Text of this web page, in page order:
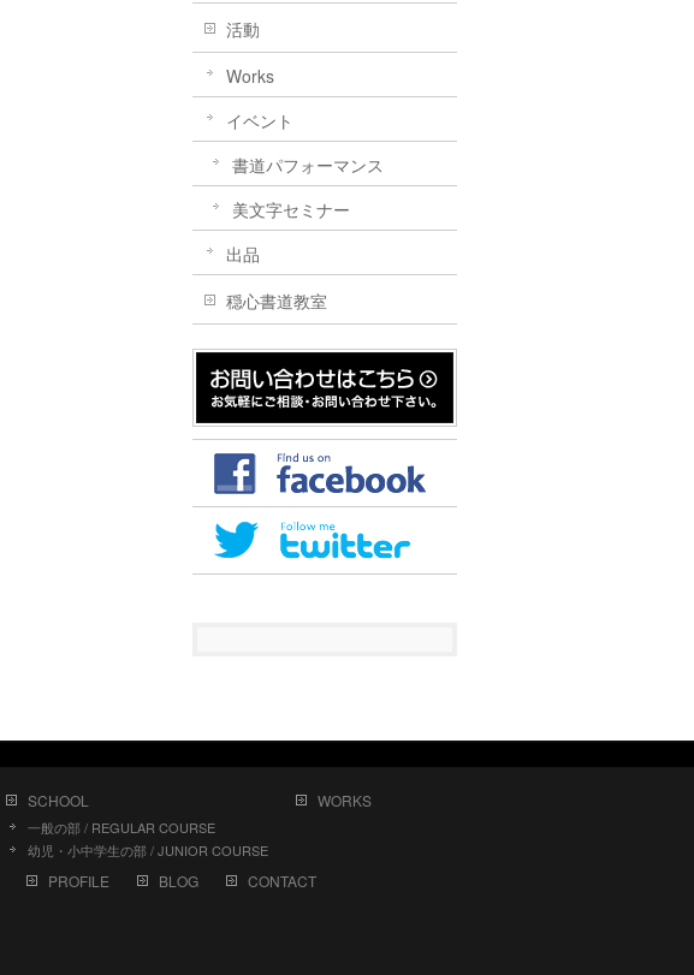
活動
Works
イベント
書道パフォーマンス
美文字セミナー
出品
穏心書道教室
SCHOOL
一般の部 / REGULAR COURSE
幼児・小中学生の部 / JUNIOR COURSE
WORKS
PROFILE BLOG CONTACT